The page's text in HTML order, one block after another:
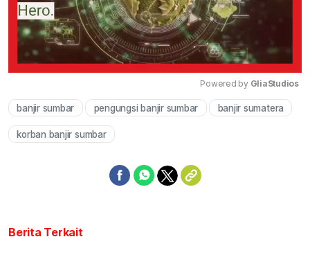
Mute
Powered by GliaStudios
banjir sumbar pengungsi banjir sumbar banjir sumatera
korban banjir sumbar
Berita Terkait